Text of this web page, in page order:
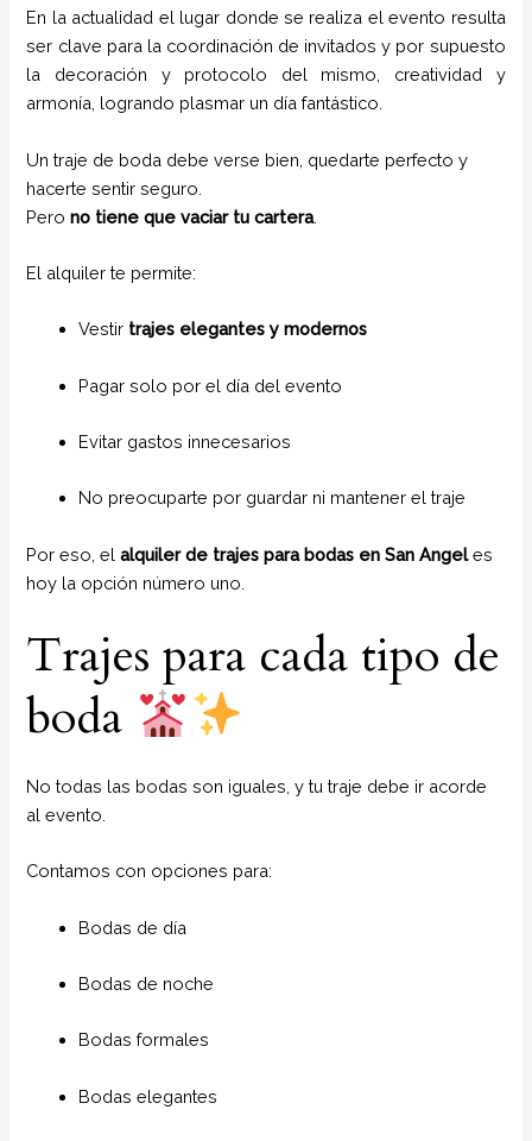
En la actualidad el lugar donde se realiza el evento resulta
ser clave para la coordinación de invitados y por supuesto
la decoración y protocolo del mismo, creatividad y
armonía, logrando plasmar un día fantástico.
Un traje de boda debe verse bien, quedarte perfecto y
hacerte sentir seguro.
Perono tiene que vaciar tu cartera.
El alquiler te permite:
Vestir trajes elegantes y modernos
Pagar solo por el día del evento
Evitar gastos innecesarios
No preocuparte por guardar ni mantener el traje
Por eso, elalquiler de trajes para bodas en San Angeles
hoy la opción número uno.
Trajes para cada tipo de
boda
No todas las bodas son iguales, y tu traje debe ir acorde
al evento.
Contamos con opciones para:
Bodas de día
Bodas de noche
Bodas formales
Bodas elegantes